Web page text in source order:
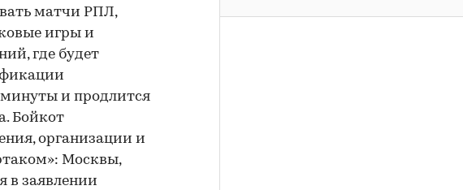
матчи РПЛ,
игры и
где будет
и продлится
Бойкот
организации и
Москвы,
в заявлении